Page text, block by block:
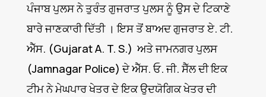
ਪੰਜਾਬ ਪੁਲਸ ਨੇ ਤੁਰੰਤ ਗੁਜਰਾਤ ਪੁਲਸ ਨੂੰ ਉਸ ਦੇ ਟਿਕਾਣੇ
ਬਾਰੇ ਜਾਣਕਾਰੀ ਦਿੱਤੀ । ਇਸ ਤੋਂ ਬਾਅਦ ਗੁਜਰਾਤ ਏ. ਟੀ.
ਐੱਸ. (Gujarat A. T. S.) ਅਤੇ ਜਾਮਨਗਰ ਪੁਲਸ
(Jamnagar Police) ਦੇ ਐੱਸ. ਓ. ਜੀ. ਸੈੱਲ ਦੀ ਇਕ
ਟੀਮ ਨੇ ਮੇਘਪਾਰ ਖੇਤਰ ਦੇ ਇਕ ਉਦਯੋਗਿਕ ਖੇਤਰ ਦੀ